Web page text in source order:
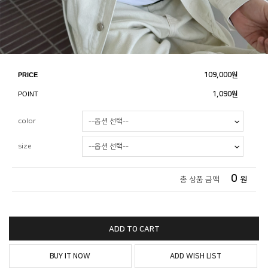
PRICE 109,000원
POINT 1,090원
color
size
총 상품 금액 0 원
ADD TO CART
BUY IT NOW ADD WISH LIST